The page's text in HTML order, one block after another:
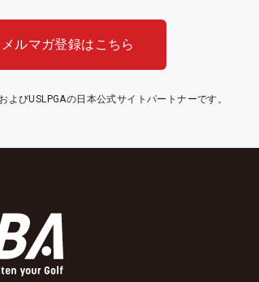
メルマガ登録はこちら
びUSLPGAの日本公式サイトパートナーです。